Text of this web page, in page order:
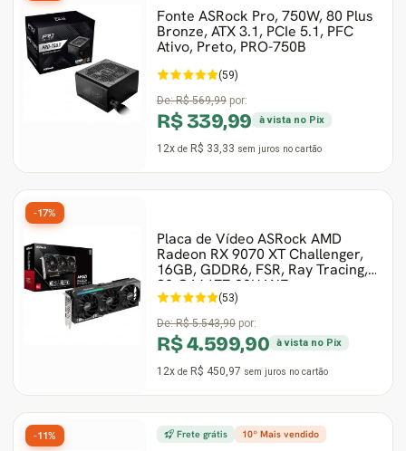
Fonte ASRock Pro, 750W, 80 Plus
Bronze, ATX 3.1, PCIe 5.1, PFC
Ativo, Preto, PRO-750B
(59)
De:R$ 569,99 por:
R$ 339,99 à vista no Pix
12x de R$ 33,33 sem juros no cartão
Placa de Vídeo ASRock AMD
Radeon RX 9070 XT Challenger,
16GB, GDDR6, FSR, Ray Tracing,
90-GA61ZZ-00UANF
(53)
De:R$ 5.543,90 por:
R$ 4.599,90 à vista no Pix
12x de R$ 450,97 sem juros no cartão
-17%
Frete grátis 10º Mais vendido
-11%